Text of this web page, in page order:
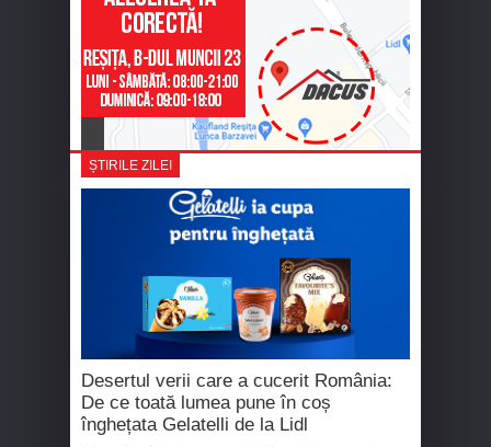
ȘTIRILE ZILEI
Desertul verii care a cucerit România:
De ce toată lumea pune în coș
înghețata Gelatelli de la Lidl